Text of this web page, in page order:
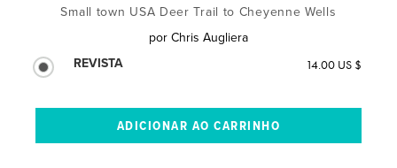
Small town USA Deer Trail to Cheyenne Wells
por Chris Augliera
REVISTA
14.00 US $